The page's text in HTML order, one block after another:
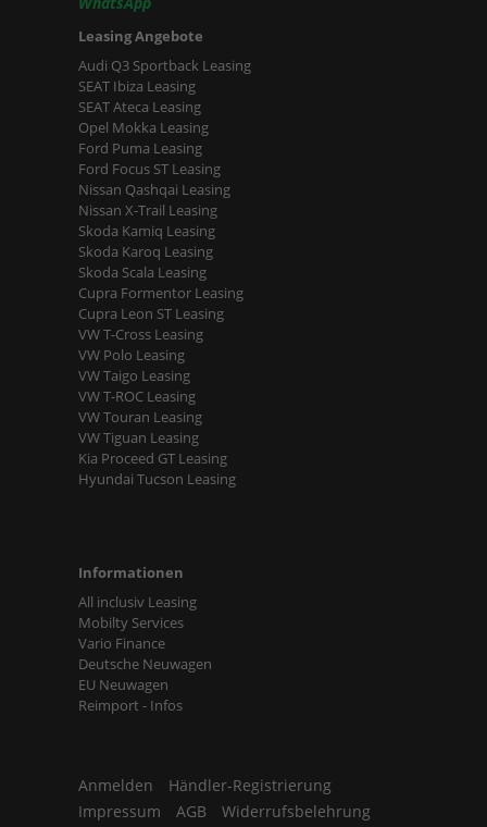
Leasing Angebote
Audi Q3 Sportback Leasing
SEAT Ibiza Leasing
SEAT Ateca Leasing
Opel Mokka Leasing
Ford Puma Leasing
Ford Focus ST Leasing
Nissan Qashqai Leasing
Nissan X-Trail Leasing
Skoda Kamiq Leasing
Skoda Karoq Leasing
Skoda Scala Leasing
Cupra Formentor Leasing
Cupra Leon ST Leasing
VW T-Cross Leasing
VW Polo Leasing
VW Taigo Leasing
VW T-ROC Leasing
VW Touran Leasing
VW Tiguan Leasing
Kia Proceed GT Leasing
Hyundai Tucson Leasing
Informationen
All inclusiv Leasing
Mobilty Services
Vario Finance
Deutsche Neuwagen
EU Neuwagen
Reimport - Infos
Anmelden
Händler-Registrierung
Impressum
AGB
Widerrufsbelehrung